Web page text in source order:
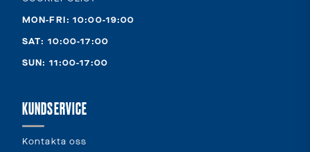
MON-FRI: 10:00-19:00
SAT: 10:00-17:00
SUN: 11:00-17:00
KUNDSERVICE
Kontakta oss